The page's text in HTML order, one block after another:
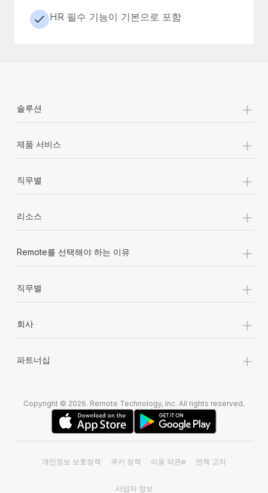
HR 필수 기능이 기본으로 포함
솔루션 +
제품 서비스 +
직무별 +
리소스 +
Remote를 선택해야 하는 이유 +
직무별 +
회사 +
파트너십 +
Copyright © 2026. Remote Technology, Inc. All rights reserved.
개인정보 보호정책 쿠키 정책 이용 약관e 면책 고지
사업자 정보